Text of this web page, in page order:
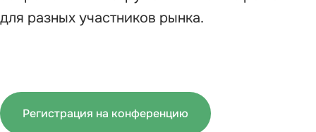
для разных участников рынка.
Регистрация на конференцию